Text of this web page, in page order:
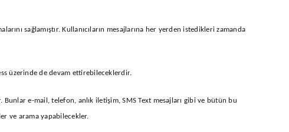
sağlamıştır. Kullanıcıların mesajlarına her yerden istedikleri zamanda
üzerinde de devam ettirebileceklerdir.
e-mail, telefon, anlık iletişim, SMS Text mesajları gibi ve bütün bu
ve arama yapabilecekler.